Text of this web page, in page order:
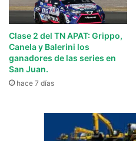
Clase 2 del TN APAT: Grippo,
Canela y Balerini los
ganadores de las series en
San Juan.
hace 7 días